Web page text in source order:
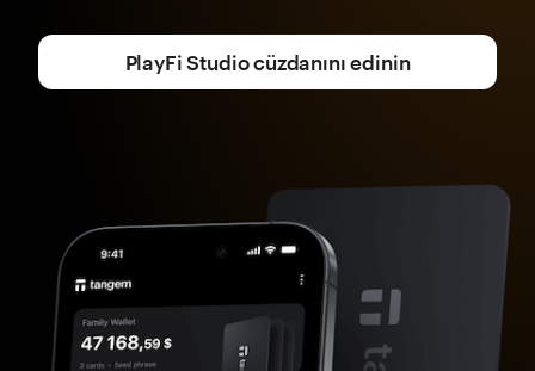
PlayFi Studio cüzdanını edinin